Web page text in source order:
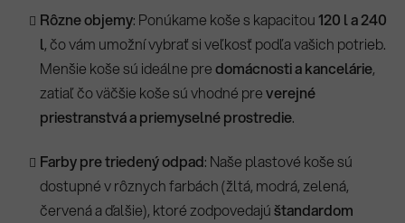
Rôzne objemy: Ponúkame koše s kapacitou120 l a 240
l, čo vám umožní vybrať si veľkosť podľa vašich potrieb.
Menšie koše sú ideálne predomácnosti a kancelárie,
zatiaľ čo väčšie koše sú vhodné preverejné
priestranstvá a priemyselné prostredie.
Farby pre triedený odpad: Naše plastové koše sú
dostupné v rôznych farbách (žltá, modrá, zelená,
červená a ďalšie), ktoré zodpovedajúštandardom